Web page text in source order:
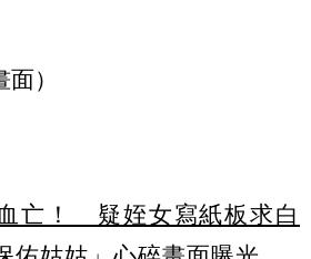
）
亡！ 疑姪女寫紙板求白